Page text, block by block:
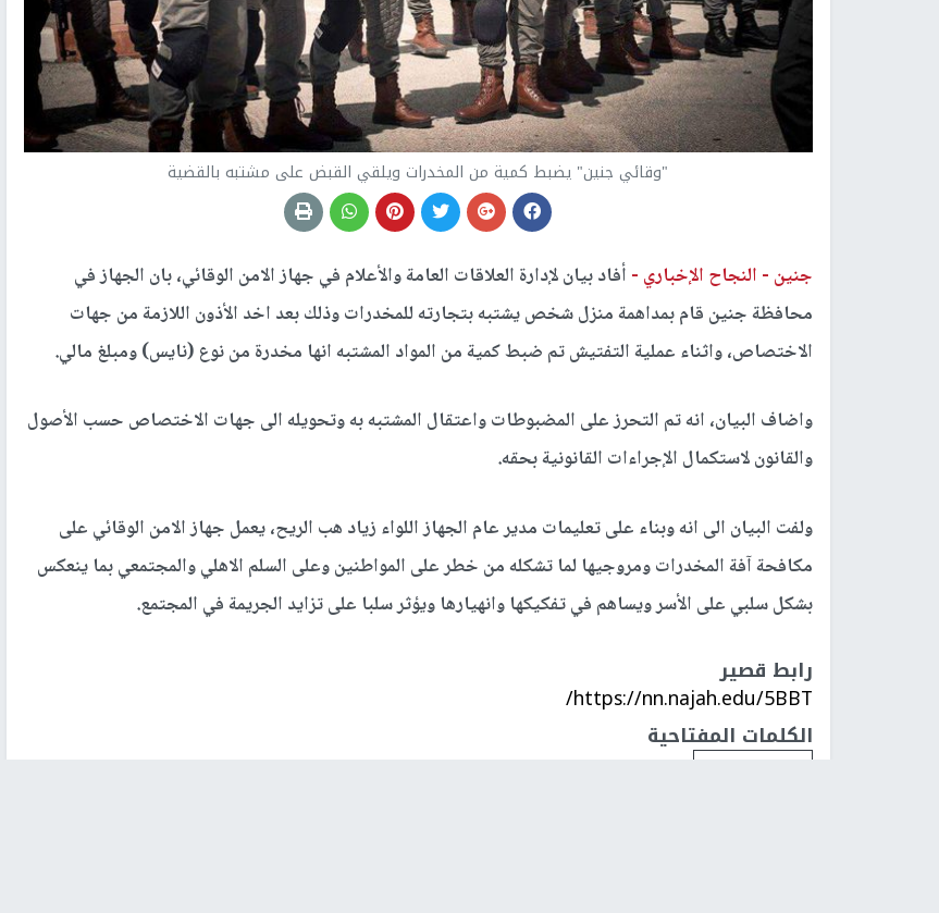
"وقائي جنين" يضبط كمية من المخدرات ويلقي القبض على مشتبه بالقضية
جنين - النجاح الإخباري - أفاد بيان لإدارة العلاقات العامة والأعلام في جهاز الامن الوقائي، بان الجهاز في
محافظة جنين قام بمداهمة منزل شخص يشتبه بتجارته للمخدرات وذلك بعد اخد الأذون اللازمة من جهات
الاختصاص، واثناء عملية التفتيش تم ضبط كمية من المواد المشتبه انها مخدرة من نوع (نايس) ومبلغ مالي.
واضاف البيان، انه تم التحرز على المضبوطات واعتقال المشتبه به وتحويله الى جهات الاختصاص حسب الأصول
والقانون لاستكمال الإجراءات القانونية بحقه.
ولفت البيان الى انه وبناء على تعليمات مدير عام الجهاز اللواء زياد هب الريح، يعمل جهاز الامن الوقائي على
مكافحة آفة المخدرات ومروجيها لما تشكله من خطر على المواطنين وعلى السلم الاهلي والمجتمعي بما ينعكس
بشكل سلبي على الأسر ويساهم في تفكيكها وانهيارها ويؤثر سلبا على تزايد الجريمة في المجتمع.
رابط قصير
https://nn.najah.edu/5BBT/
الكلمات المفتاحية